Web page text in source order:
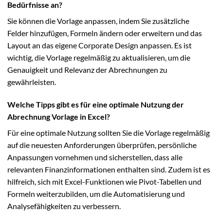
Bedürfnisse an?
Sie können die Vorlage anpassen, indem Sie zusätzliche
Felder hinzufügen, Formeln ändern oder erweitern und das
Layout an das eigene Corporate Design anpassen. Es ist
wichtig, die Vorlage regelmäßig zu aktualisieren, um die
Genauigkeit und Relevanz der Abrechnungen zu
gewährleisten.
Welche Tipps gibt es für eine optimale Nutzung der
Abrechnung Vorlage in Excel?
Für eine optimale Nutzung sollten Sie die Vorlage regelmäßig
auf die neuesten Anforderungen überprüfen, persönliche
Anpassungen vornehmen und sicherstellen, dass alle
relevanten Finanzinformationen enthalten sind. Zudem ist es
hilfreich, sich mit Excel-Funktionen wie Pivot-Tabellen und
Formeln weiterzubilden, um die Automatisierung und
Analysefähigkeiten zu verbessern.